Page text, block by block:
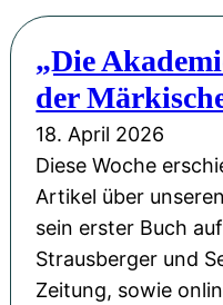
a
d
e
m
y
o
f
t
„Die
der
18. April 2026
Diese Woche
Artikel über
sein erster Buch
Strausberger und
Zeitung, sowie